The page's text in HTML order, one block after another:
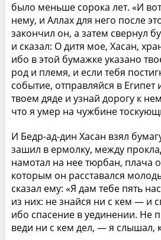
было меньше сорока лет. «И
нему, и Аллах для него после
закончил он, а затем свернул
и сказал: О дитя мое, Хасан,
ибо в этой бумажке указано
род и племя, и если тебя
событие, отправляйся в Египет
твоем дяде и узнай дорогу к
что я умер на чужбине
И Бедр-ад-дин Хасан взял
зашил в ермолку, между
намотал на нее тюрбан, плача
которым он расставался
сказал ему: «Я дам тебе пять
из них: не знайся ни с кем — и
ибо спасение в уединении. Не
веди ни с кем дел, — я слышал,